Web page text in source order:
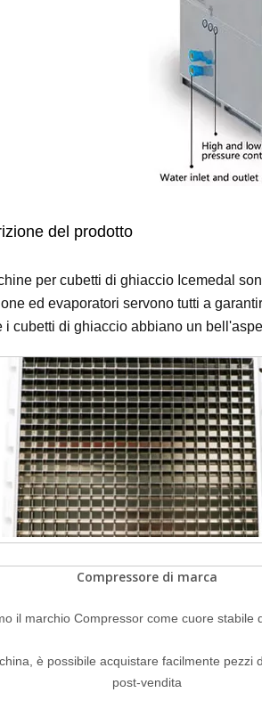
del prodotto
per cubetti di ghiaccio Icemedal
ed evaporatori servono tutti a
i cubetti di ghiaccio abbiano un
Compressore di marca
il marchio Compressor come cuore stabile
è possibile acquistare facilmente pezzi
post-vendita